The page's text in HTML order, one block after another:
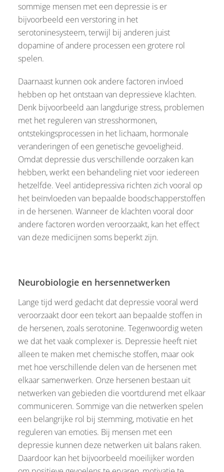
sommige mensen met een depressie is er
bijvoorbeeld een verstoring in het
serotoninesysteem, terwijl bij anderen juist
dopamine of andere processen een grotere rol
spelen.
Daarnaast kunnen ook andere factoren invloed
hebben op het ontstaan van depressieve klachten.
Denk bijvoorbeeld aan langdurige stress, problemen
met het reguleren van stresshormonen,
ontstekingsprocessen in het lichaam, hormonale
veranderingen of een genetische gevoeligheid.
Omdat depressie dus verschillende oorzaken kan
hebben, werkt een behandeling niet voor iedereen
hetzelfde. Veel antidepressiva richten zich vooral op
het beïnvloeden van bepaalde boodschapperstoffen
in de hersenen. Wanneer de klachten vooral door
andere factoren worden veroorzaakt, kan het effect
van deze medicijnen soms beperkt zijn.
Neurobiologie en hersennetwerken
Lange tijd werd gedacht dat depressie vooral werd
veroorzaakt door een tekort aan bepaalde stoffen in
de hersenen, zoals serotonine. Tegenwoordig weten
we dat het vaak complexer is. Depressie heeft niet
alleen te maken met chemische stoffen, maar ook
met hoe verschillende delen van de hersenen met
elkaar samenwerken. Onze hersenen bestaan uit
netwerken van gebieden die voortdurend met elkaar
communiceren. Sommige van die netwerken spelen
een belangrijke rol bij stemming, motivatie en het
reguleren van emoties. Bij mensen met een
depressie kunnen deze netwerken uit balans raken.
Daardoor kan het bijvoorbeeld moeilijker worden